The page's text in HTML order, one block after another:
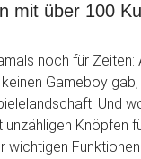
mit über 100
noch für Zeiten:
Gameboy
Und
unzähligen Knöpfen
wichtigen